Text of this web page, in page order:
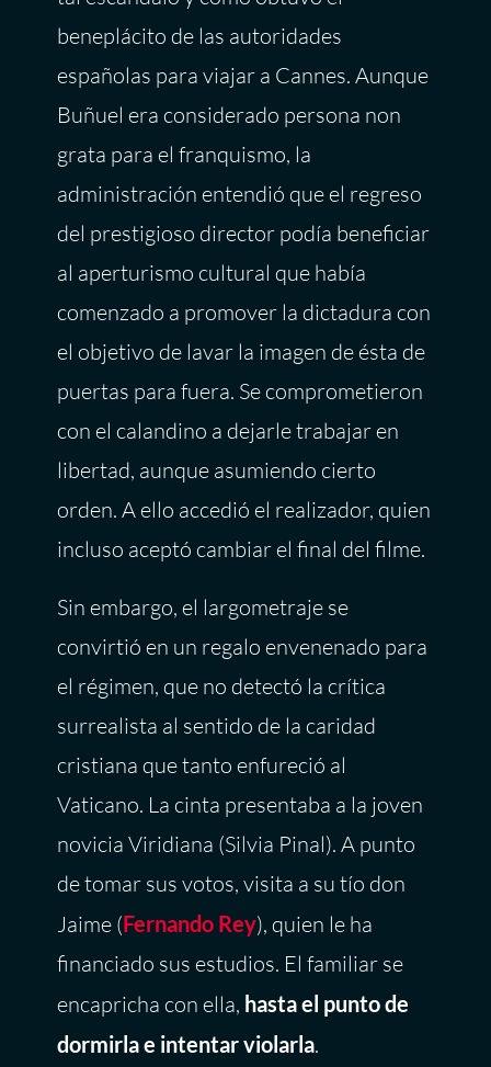
beneplácito de las autoridades
españolas para viajar a Cannes. Aunque
Buñuel era considerado persona non
grata para el franquismo, la
administración entendió que el regreso
del prestigioso director podía beneficiar
al aperturismo cultural que había
comenzado a promover la dictadura con
el objetivo de lavar la imagen de ésta de
puertas para fuera. Se comprometieron
con el calandino a dejarle trabajar en
libertad, aunque asumiendo cierto
orden. A ello accedió el realizador, quien
incluso aceptó cambiar el final del filme.
Sin embargo, el largometraje se
convirtió en un regalo envenenado para
el régimen, que no detectó la crítica
surrealista al sentido de la caridad
cristiana que tanto enfureció al
Vaticano. La cinta presentaba a la joven
novicia Viridiana (Silvia Pinal). A punto
de tomar sus votos, visita a su tío don
Jaime (Fernando Rey), quien le ha
financiado sus estudios. El familiar se
encapricha con ella, hasta el punto de
dormirla e intentar violarla.